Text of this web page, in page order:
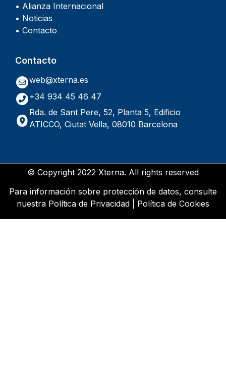
• Alianza Internacional
• Noticias
• Contacto
Contacto
web@xterna.es
+34 934 45 46 47
Rda. de Sant Pere, 52, Planta 5, Edificio
ATICCO, Ciutat Vella, 08010 Barcelona
© Copyright 2022 Xterna. All rights reserved
Para información sobre protección de datos, consulte
nuestra Política de Privacidad Política de Cookies